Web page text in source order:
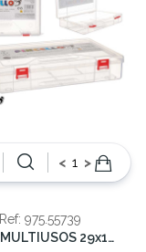
< >
Ref: 975.55739
CAIXA MULTIUSOS 29x19.5